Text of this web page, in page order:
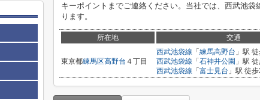
キーポイントまでご連絡ください。当社では、西武池
ります。
所在地 交通
東京都練馬区高野台 ４丁目
西武池袋線 「 練馬高野台 」駅
西武池袋線 「 石神井公園 」駅
西武池袋線 「 富士見台 」駅 徒